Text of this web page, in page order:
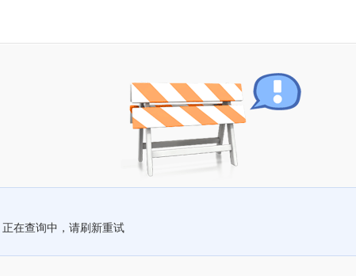
正在查询中，请刷新重试